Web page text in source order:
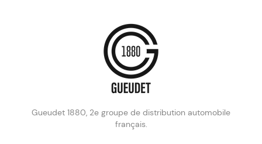
Gueudet 1880, 2e groupe de distribution automobile
français.